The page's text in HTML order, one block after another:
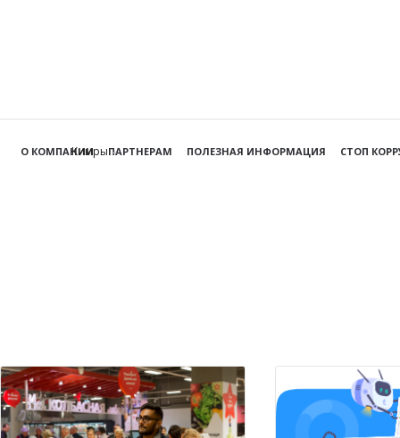
Кимры
О КОМПАНИИ ПАРТНЕРАМ ПОЛЕЗНАЯ ИНФОРМАЦИЯ СТОП